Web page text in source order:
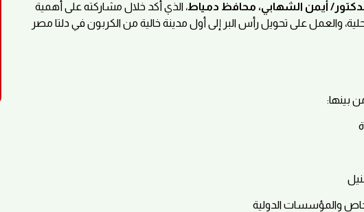
أيمن الشهابي، محافظ دمياط، الذي أكد خلال مشاركته على أهمية
والعمل على تحويل رأس البر إلى أول مدينة خالية من الكربون في دلتا مصر
بينها:
والمؤسسات الدولية